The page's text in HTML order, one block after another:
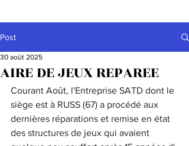
Post
AIRE DE JEUX REPAREE
30 août 2025
Courant Août, l'Entreprise SATD dont le
siège est à RUSS (67) a procédé aux
dernières réparations et remise en état
des structures de jeux qui avaient